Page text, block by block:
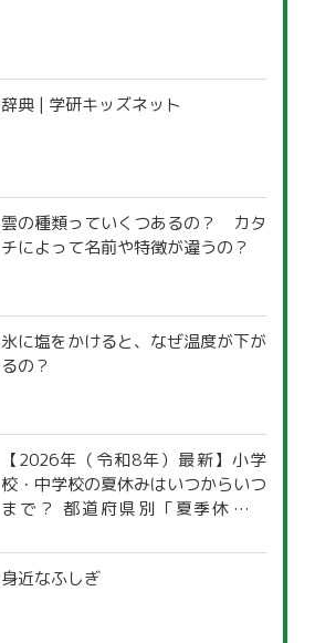
辞典 | 学研キッズネット
雲の種類っていくつあるの？ カタ
チによって名前や特徴が違うの？
氷に塩をかけると、なぜ温度が下が
るの？
【2026年（令和8年）最新】小学
校・中学校の夏休みはいつからいつ
まで？ 都道府県別「夏季休暇一
身近なふしぎ